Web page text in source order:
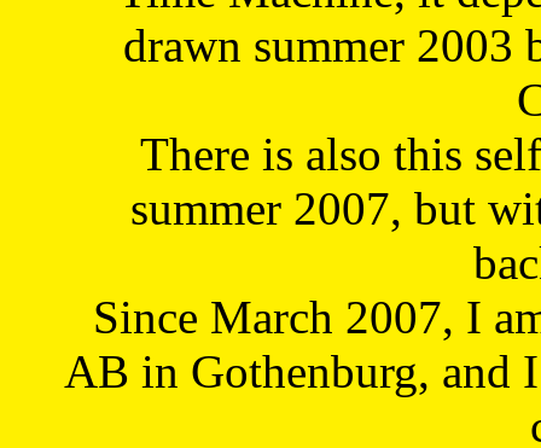
drawn summer 2003
There is also this
summer 2007, but
Since March 2007, I
AB in Gothenburg, and